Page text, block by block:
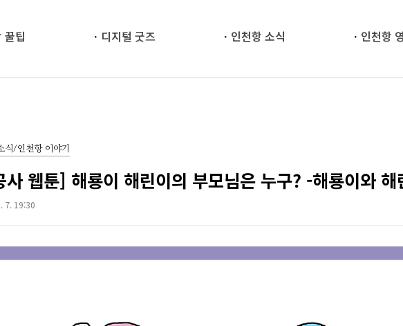
꿀팁 디지털 굿즈 인천항 소식 인천항
식/인천항 이야기
사 웹툰] 해룡이 해린이의 부모님은 누구? -해룡이와 해
7. 19:30